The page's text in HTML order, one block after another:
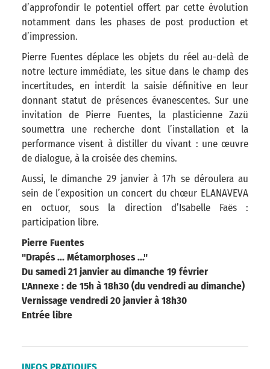
d’approfondir le potentiel offert par cette évolution
notamment dans les phases de post production et
d’impression.
Pierre Fuentes déplace les objets du réel au-delà de
notre lecture immédiate, les situe dans le champ des
incertitudes, en interdit la saisie définitive en leur
donnant statut de présences évanescentes. Sur une
invitation de Pierre Fuentes, la plasticienne Zazü
soumettra une recherche dont l’installation et la
performance visent à distiller du vivant : une œuvre
de dialogue, à la croisée des chemins.
Aussi, le dimanche 29 janvier à 17h se déroulera au
sein de l’exposition un concert du chœur ELANAVEVA
en octuor, sous la direction d’Isabelle Faës :
participation libre.
Pierre Fuentes
"Drapés ... Métamorphoses ..."
Du samedi 21 janvier au dimanche 19 février
L'Annexe : de 15h à 18h30 (du vendredi au dimanche)
Vernissage vendredi 20 janvier à 18h30
Entrée libre
INFOS PRATIQUES